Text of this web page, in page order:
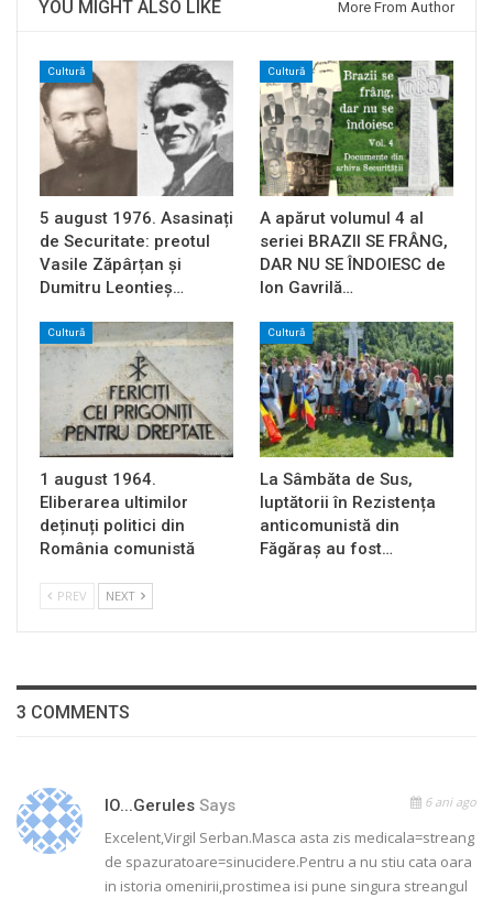
YOU MIGHT ALSO LIKE More From Author
Cultură
5 august 1976. Asasinați
de Securitate: preotul
Vasile Zăpârțan și
Dumitru Leontieș…
Cultură
A apărut volumul 4 al
seriei BRAZII SE FRÂNG,
DAR NU SE ÎNDOIESC de
Ion Gavrilă…
Cultură
1 august 1964.
Eliberarea ultimilor
deținuți politici din
România comunistă
Cultură
La Sâmbăta de Sus,
luptătorii în Rezistența
anticomunistă din
Făgăraș au fost…
PREV NEXT
3 COMMENTS
IO...gerules Says 6 ani ago
Excelent,Virgil Serban.Masca asta zis medicala=streang
de spazuratoare=sinucidere.Pentru a nu stiu cata oara
in istoria omenirii,prostimea isi pune singura streangul